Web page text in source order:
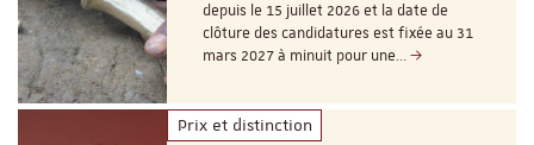
depuis le 15 juillet 2026 et la date de
clôture des candidatures est fixée au 31
mars 2027 à minuit pour une…
Prix et distinction